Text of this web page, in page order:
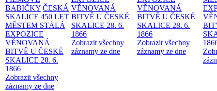
BABIČKY ČESKÁ
SKALICE 450 LET
MĚSTEM STÁLÁ
EXPOZICE
VĚNOVANÁ
BITVĚ U ČESKÉ
SKALICE 28. 6.
1866
Zobrazit všechny
záznamy ze dne
VĚNOVANÁ
BITVĚ U ČESKÉ
SKALICE 28. 6.
1866
Zobrazit všechny
záznamy ze dne
VĚNOVANÁ
BITVĚ U ČESKÉ
SKALICE 28. 6.
1866
Zobrazit všechny
záznamy ze dne